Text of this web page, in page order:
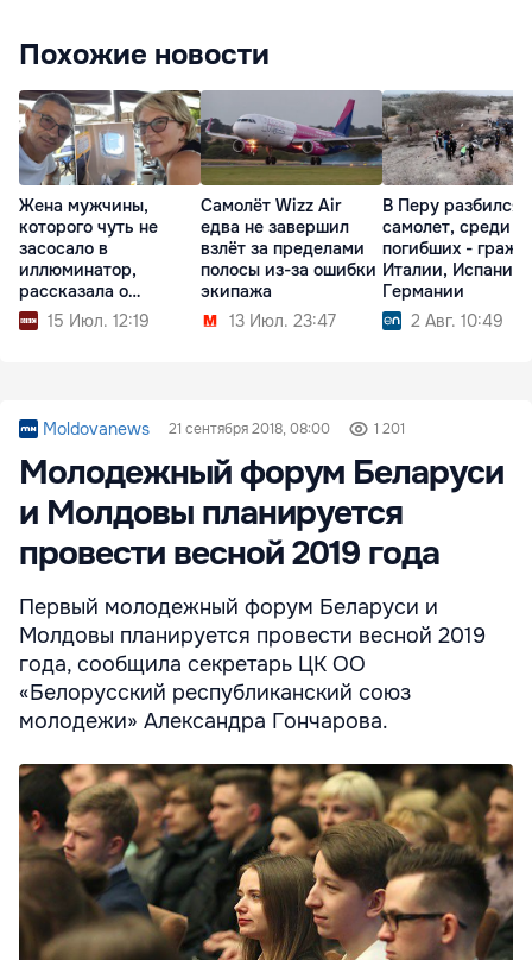
Похожие новости
Жена мужчины,
которого чуть не
засосало в
иллюминатор,
рассказала о
пережитом
15 Июл. 12:19
Самолёт Wizz Air
едва не завершил
взлёт за пределами
полосы из-за ошибки
экипажа
13 Июл. 23:47
В Перу разбился
самолет, среди
погибших -
Италии, Испании
Германии
2 Авг. 10:49
Moldovanews 21 сентября 2018, 08:00 1 201
Молодежный форум Беларуси
и Молдовы планируется
провести весной 2019 года
Первый молодежный форум Беларуси и
Молдовы планируется провести весной 2019
года, сообщила секретарь ЦК ОО
«Белорусский республиканский союз
молодежи» Александра Гончарова.